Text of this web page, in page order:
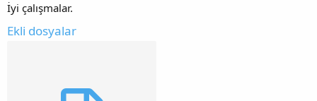
İyi çalışmalar.
Ekli dosyalar